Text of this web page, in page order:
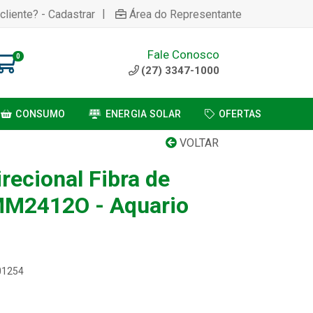
- Cadastrar | Área do Representante
0 Fale Conosco
(27) 3347-1000
CONSUMO ENERGIA SOLAR OFERTAS
VOLTAR
Fibra de
- Aquario